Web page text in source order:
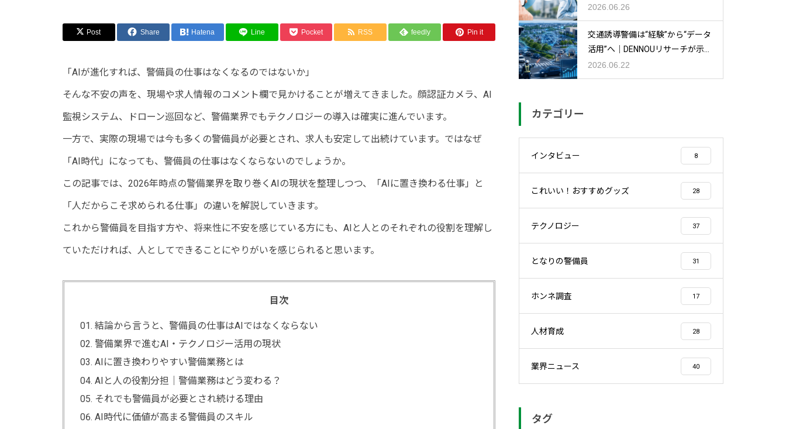
Post Share Hatena Line Pocket RSS feedly Pin it
「AIが進化すれば、警備員の仕事はなくなるのではないか」
そんな不安の声を、現場や求人情報のコメント欄で見かけることが増えてきました。顔認証カメラ、AI
監視システム、ドローン巡回など、警備業界でもテクノロジーの導入は確実に進んでいます。
一方で、実際の現場では今も多くの警備員が必要とされ、求人も安定して出続けています。ではなぜ
「AI時代」になっても、警備員の仕事はなくならないのでしょうか。
この記事では、2026年時点の警備業界を取り巻くAIの現状を整理しつつ、「AIに置き換わる仕事」と
「人だからこそ求められる仕事」の違いを解説していきます。
これから警備員を目指す方や、将来性に不安を感じている方にも、AIと人とのそれぞれの役割を理解し
ていただければ、人としてできることにやりがいを感じられると思います。
目次
結論から言うと、警備員の仕事はAIではなくならない
警備業界で進むAI・テクノロジー活用の現状
AIに置き換わりやすい警備業務とは
AIと人の役割分担｜警備業務はどう変わる？
それでも警備員が必要とされ続ける理由
AI時代に価値が高まる警備員のスキル
活用するポイント
2026.06.26
交通誘導警備は“経験”から“データ
活用”へ｜DENNOUリサーチが示す
渋滞対策の新しい視点
2026.06.22
カテゴリー
インタビュー 8
これいい！おすすめグッズ 28
テクノロジー 37
となりの警備員 31
ホンネ調査 17
人材育成 28
業界ニュース 40
タグ